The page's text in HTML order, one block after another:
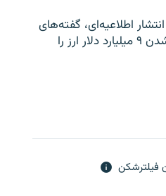
اطلاعیه‌ای، گفته‌های
یک نماینده مجلس درباره گم شدن ۹ میلیارد دلار ارز را
فیلترشکن